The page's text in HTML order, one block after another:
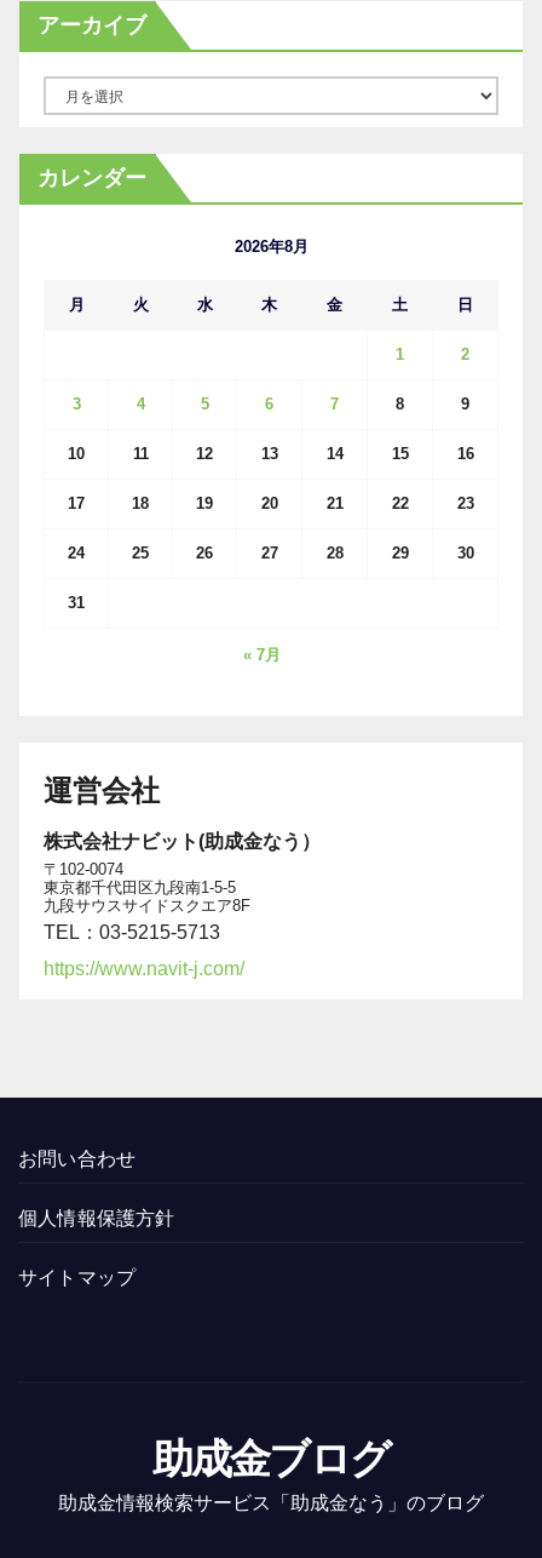
アーカイブ
カ
イ
カレンダー
2026年8月
月 火 水 木 金 土 日
1 2
3 4 5 6 7 8 9
10 11 12 13 14 15 16
17 18 19 20 21 22 23
24 25 26 27 28 29 30
31
« 7月
運営会社
株式会社ナビット(助成金なう）
〒102-0074
東京都千代田区九段南1-5-5
九段サウスサイドスクエア8F
TEL：03-5215-5713
https://www.navit-j.com/
お問い合わせ
個人情報保護方針
サイトマップ
助成金ブログ
助成金情報検索サービス「助成金なう」のブログ